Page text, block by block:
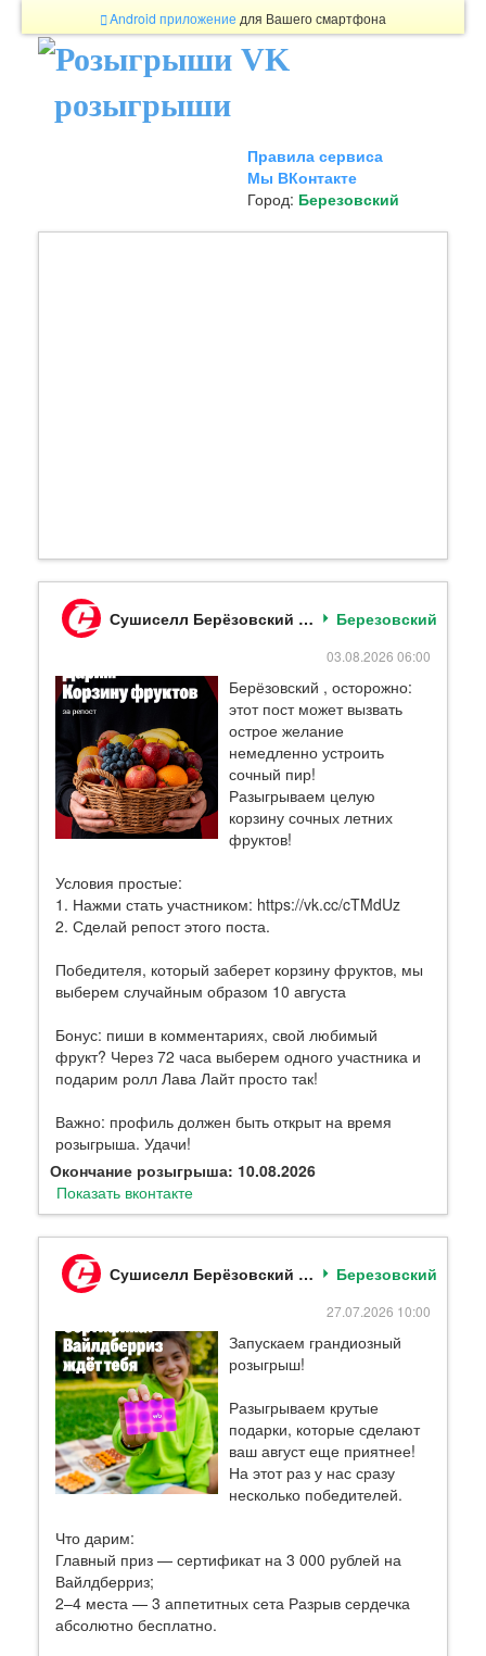
Android приложение для Вашего смартфона
розыгрыши
Правила сервиса
Мы ВКонтакте
Город: Березовский
Сушиселл Берёзовский (Кемеровская обл) Березовский
03.08.2026 06:00
Берёзовский , осторожно:
этот пост может вызвать
острое желание
немедленно устроить
сочный пир!
Разыгрываем целую
корзину сочных летних
фруктов!
Условия простые:
1. Нажми стать участником: https://vk.cc/cTMdUz
2. Сделай репост этого поста.
Победителя, который заберет корзину фруктов, мы
выберем случайным образом 10 августа
Бонус: пиши в комментариях, свой любимый
фрукт? Через 72 часа выберем одного участника и
подарим ролл Лава Лайт просто так!
Важно: профиль должен быть открыт на время
розыгрыша. Удачи!
Окончание розыгрыша: 10.08.2026
Показать вконтакте
Сушиселл Берёзовский (Кемеровская обл) Березовский
27.07.2026 10:00
Запускаем грандиозный
розыгрыш!
Разыгрываем крутые
подарки, которые сделают
ваш август еще приятнее!
На этот раз у нас сразу
несколько победителей.
Что дарим:
Главный приз — сертификат на 3 000 рублей на
Вайлдберриз;
2–4 места — 3 аппетитных сета Разрыв сердечка
абсолютно бесплатно.